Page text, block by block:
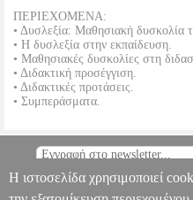
ΠΕΡΙΕΧΟΜΕΝΑ:
• Δυσλεξία: Μαθησιακή δυσκολία
• Η δυσλεξία στην εκπαίδευση.
• Μαθησιακές δυσκολίες στη
• Διδακτική προσέγγιση.
• Διδακτικές προτάσεις.
• Συμπεράσματα.
ΜΑΘΗΤΕΣ BKS.0046141
ΨΥΧΟΓΥΙΟΥ ΕΥΑΓΓΕΛΙΑ
ΕΥΑΓΓΕΛΙΑ
Πληροφορίες &
Η ιστοσελίδα χρησιμοποιεί